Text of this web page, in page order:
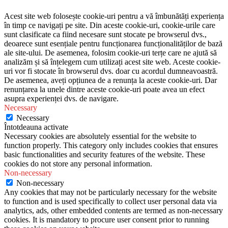
Acest site web folosește cookie-uri pentru a vă îmbunătăți experiența
în timp ce navigați pe site. Din aceste cookie-uri, cookie-urile care
sunt clasificate ca fiind necesare sunt stocate pe browserul dvs.,
deoarece sunt esențiale pentru funcționarea funcționalităților de bază
ale site-ului. De asemenea, folosim cookie-uri terțe care ne ajută să
analizăm și să înțelegem cum utilizați acest site web. Aceste cookie-
uri vor fi stocate în browserul dvs. doar cu acordul dumneavoastră.
De asemenea, aveți opțiunea de a renunța la aceste cookie-uri. Dar
renunțarea la unele dintre aceste cookie-uri poate avea un efect
asupra experienței dvs. de navigare.
Necessary
Necessary
Întotdeauna activate
Necessary cookies are absolutely essential for the website to
function properly. This category only includes cookies that ensures
basic functionalities and security features of the website. These
cookies do not store any personal information.
Non-necessary
Non-necessary
Any cookies that may not be particularly necessary for the website
to function and is used specifically to collect user personal data via
analytics, ads, other embedded contents are termed as non-necessary
cookies. It is mandatory to procure user consent prior to running